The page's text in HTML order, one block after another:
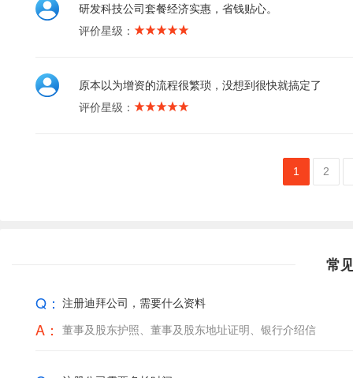
研发科技公司套餐经济实惠，省钱贴心。
评价星级：
原本以为增资的流程很繁琐，没想到很快就搞定了
评价星级：
1 2
常
Q： 注册迪拜公司，需要什么资料
A： 董事及股东护照、董事及股东地址证明、银行介绍信